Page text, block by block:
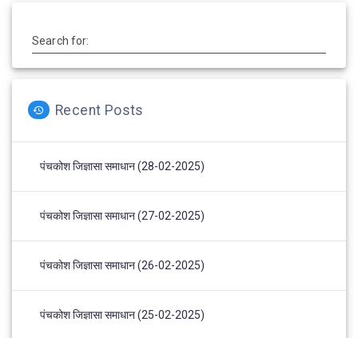
Search for:
Recent Posts
पंचकोश जिज्ञासा समाधान (28-02-2025)
पंचकोश जिज्ञासा समाधान (27-02-2025)
पंचकोश जिज्ञासा समाधान (26-02-2025)
पंचकोश जिज्ञासा समाधान (25-02-2025)